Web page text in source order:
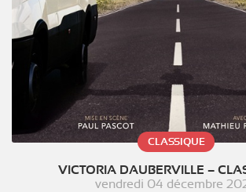
CLASSIQUE
VICTORIA DAUBERVILLE –
vendredi 04 décembre